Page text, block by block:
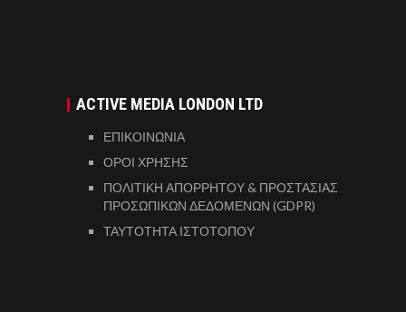
ACTIVE MEDIA LONDON LTD
ΕΠΙΚΟΙΝΩΝΙΑ
ΟΡΟΙ ΧΡΗΣΗΣ
ΠΟΛΙΤΙΚΗ ΑΠΟΡΡΗΤΟΥ & ΠΡΟΣΤΑΣΙΑΣ
ΠΡΟΣΩΠΙΚΩΝ ΔΕΔΟΜΕΝΩΝ (GDPR)
ΤΑΥΤΟΤΗΤΑ ΙΣΤΟΤΟΠΟΥ